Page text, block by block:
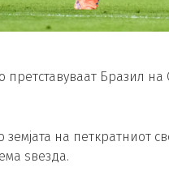
претставуваат Бразил
земјата на петкратниот
ѕвезда.